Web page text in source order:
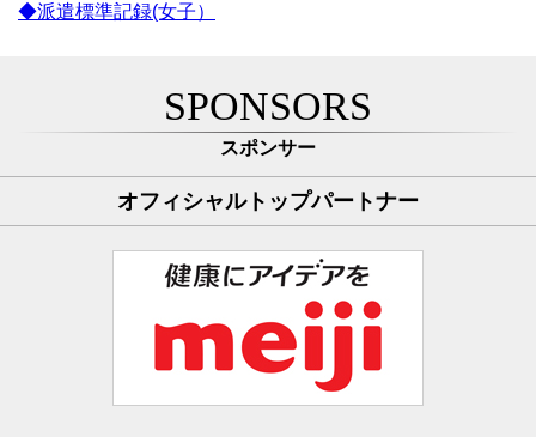
◆派遣標準記録(女子）
SPONSORS
スポンサー
オフィシャルトップパートナー